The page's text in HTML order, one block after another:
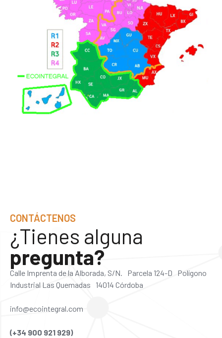
CONTÁCTENOS
¿Tienes alguna
pregunta?
Calle Imprenta de la Alborada, S/N. Parcela 124-D Polígono
Industrial Las Quemadas 14014 Córdoba
info@ecointegral.com
(+34 900 921 929)